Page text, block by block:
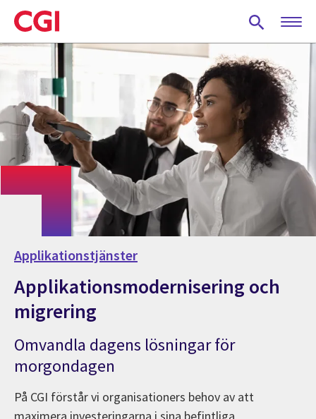
Skip
to
main
Applikationstjänster
Applikationsmodernisering och
migrering
Omvandla dagens lösningar för
morgondagen
På CGI förstår vi organisationers behov av att
maximera investeringarna i sina befintliga